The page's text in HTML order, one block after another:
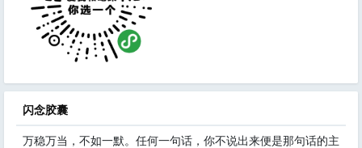
闪念胶囊
万稳万当，不如一默。任何一句话，你不说出来便是那句话的主